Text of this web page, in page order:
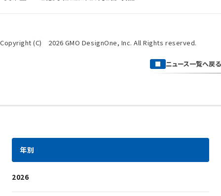
Copyright (C) 2026 GMO DesignOne, Inc. All Rights reserved.
ニュース一覧へ戻る
年別
2026